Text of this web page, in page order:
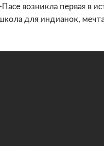
возникла первая в
для индианок,